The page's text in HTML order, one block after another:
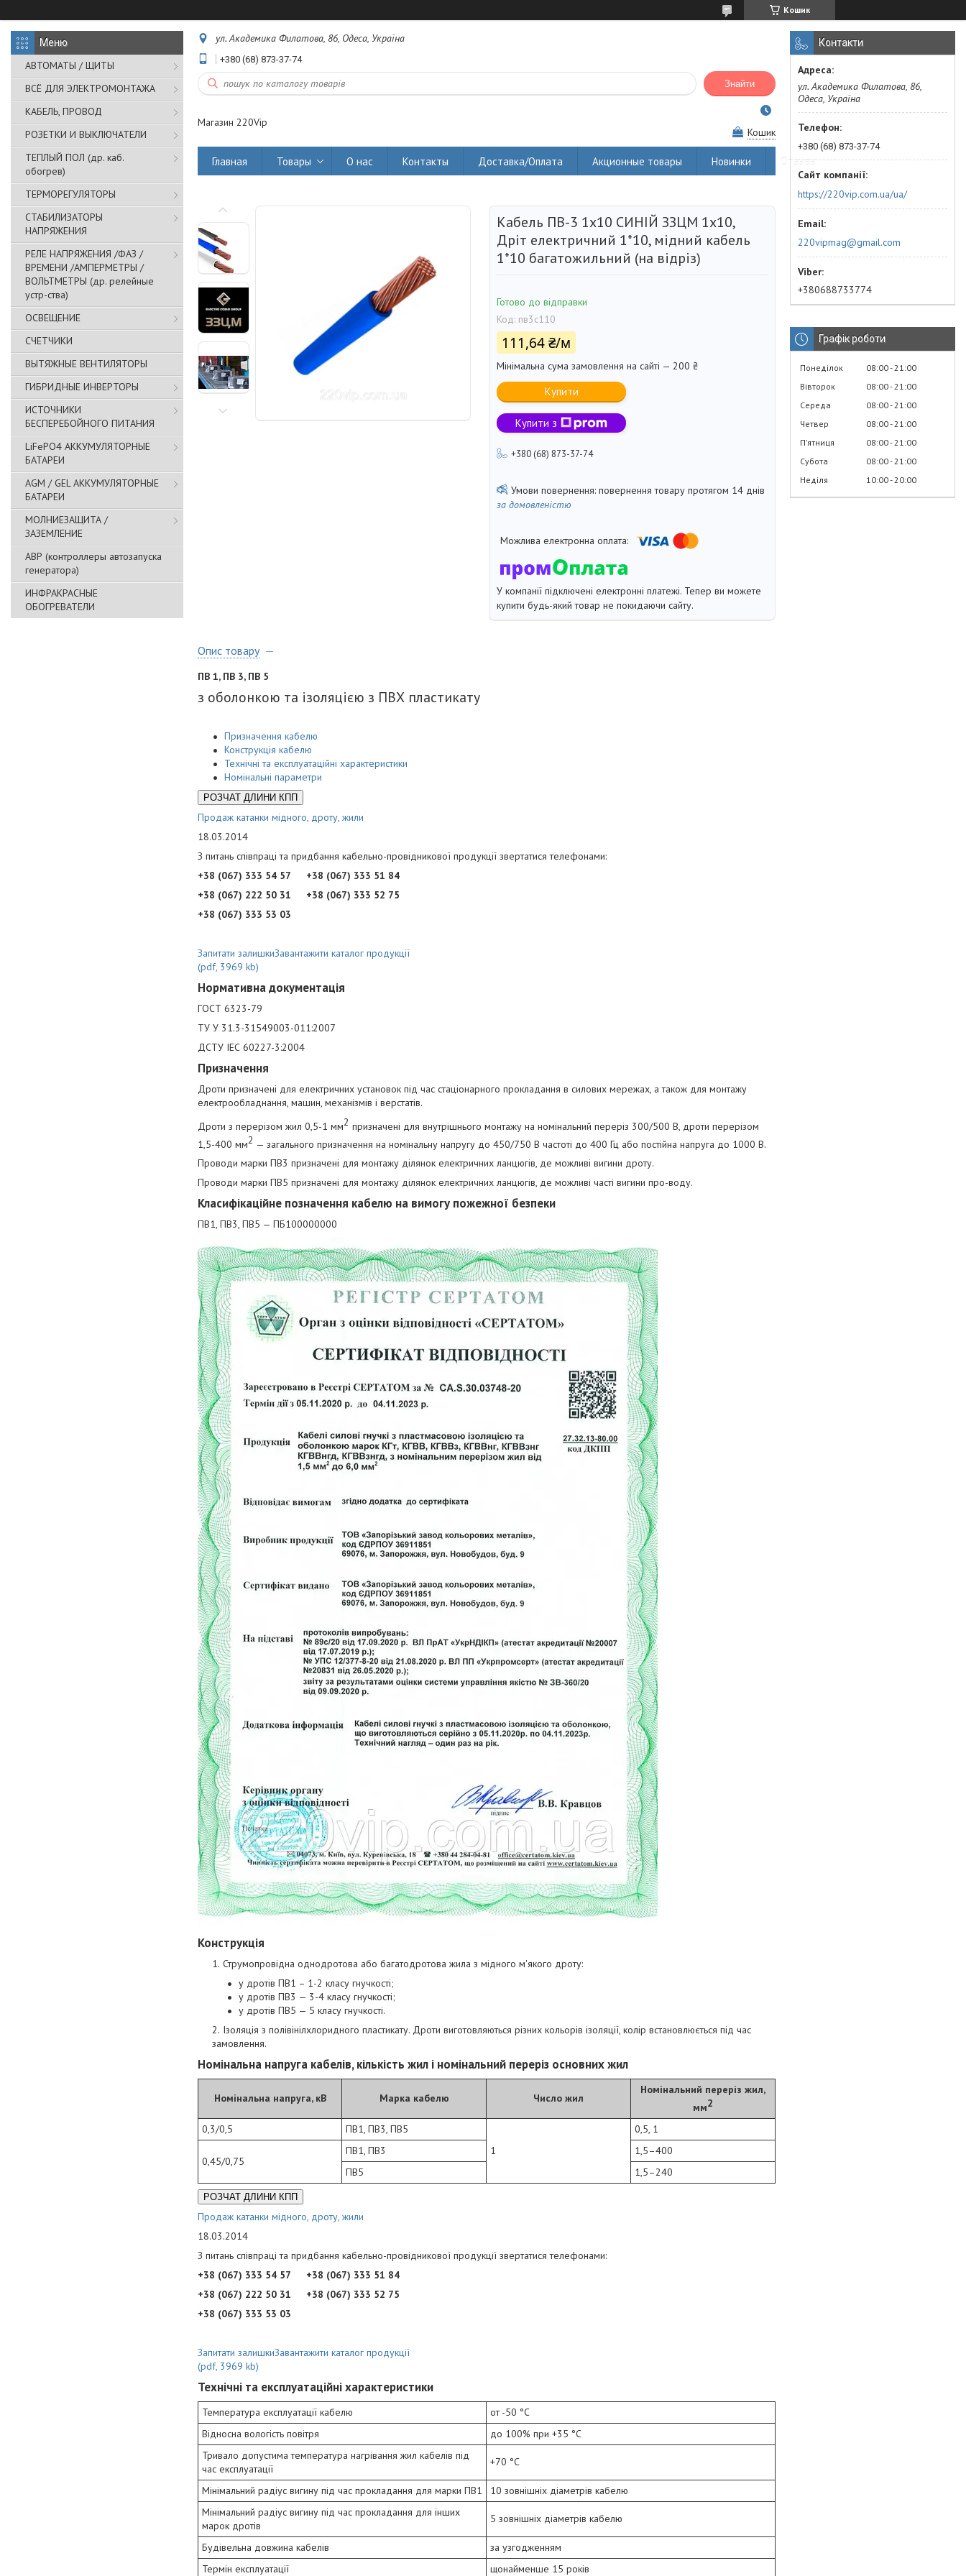
Кошик
АВТОМАТЫ / ЩИТЫ
ВСЁ ДЛЯ ЭЛЕКТРОМОНТАЖА
КАБЕЛЬ, ПРОВОД
РОЗЕТКИ И ВЫКЛЮЧАТЕЛИ
ТЕПЛЫЙ ПОЛ (др. каб.
обогрев)
ТЕРМОРЕГУЛЯТОРЫ
СТАБИЛИЗАТОРЫ
НАПРЯЖЕНИЯ
РЕЛЕ НАПРЯЖЕНИЯ /ФАЗ /
ВРЕМЕНИ /АМПЕРМЕТРЫ /
ВОЛЬТМЕТРЫ (др. релейные
устр-ства)
ОСВЕЩЕНИЕ
СЧЕТЧИКИ
ВЫТЯЖНЫЕ ВЕНТИЛЯТОРЫ
ГИБРИДНЫЕ ИНВЕРТОРЫ
ИСТОЧНИКИ
БЕСПЕРЕБОЙНОГО ПИТАНИЯ
LiFePO4 АККУМУЛЯТОРНЫЕ
БАТАРЕИ
AGM / GEL АККУМУЛЯТОРНЫЕ
БАТАРЕИ
МОЛНИЕЗАЩИТА /
ЗАЗЕМЛЕНИЕ
АВР (контроллеры автозапуска
генератора)
ИНФРАКРАСНЫЕ
ОБОГРЕВАТЕЛИ
ул. Академика Филатова, 86, Одеса, Україна
+380 (68) 873-37-74
Знайти
Магазин 220Vip
Кошик
Главная Товары О нас Контакты Доставка/Оплата Акционные товары Новинки Отзывы
Кабель ПВ-3 1х10 СИНІЙ ЗЗЦМ 1х10,
Дріт електричний 1*10, мідний кабель
1*10 багатожильний (на відріз)
Готово до відправки
Код: пв3с110
111,64 ₴/м
Мінімальна сума замовлення на сайті — 200 ₴
Купити
Купити з
+380 (68) 873-37-74
повернення товару протягом 14 днів
за домовленістю
У компанії підключені електронні платежі. Тепер ви можете
купити будь-який товар не покидаючи сайту.
Опис товару
ПВ 1, ПВ 3, ПВ 5
з оболонкою та ізоляцією з ПВХ пластикату
Призначення кабелю
Конструкція кабелю
Технічні та експлуатаційні характеристики
Номінальні параметри
РОЗЧАТ ДЛИНИ КПП
Продаж катанки мідного, дроту, жили
18.03.2014
З питань співпраці та придбання кабельно-провідникової продукції звертатися телефонами:
+38 (067) 333 54 57
+38 (067) 333 51 84
+38 (067) 222 50 31
+38 (067) 333 52 75
+38 (067) 333 53 03
Запитати залишкиЗавантажити каталог продукції
(pdf, 3969 kb)
Нормативна документація
ГОСТ 6323-79
ТУ У 31.3-31549003-011:2007
ДСТУ IEС 60227-3:2004
Призначення
Дроти призначені для електричних установок під час стаціонарного прокладання в силових мережах, а також для монтажу
електрообладнання, машин, механізмів і верстатів.
Дроти з перерізом жил 0,5-1 мм2 призначені для внутрішнього монтажу на номінальний переріз 300/500 В, дроти перерізом
1,5-400 мм2 — загального призначення на номінальну напругу до 450/750 В частоті до 400 Гц або постійна напруга до 1000 В.
Проводи марки ПВ3 призначені для монтажу ділянок електричних ланцюгів, де можливі вигини дроту.
Проводи марки ПВ5 призначені для монтажу ділянок електричних ланцюгів, де можливі часті вигини про-воду.
Класифікаційне позначення кабелю на вимогу пожежної безпеки
ПВ1, ПВ3, ПВ5 — ПБ100000000
Конструкція
Струмопровідна однодротова або багатодротова жила з мідного м'якого дроту:
у дротів ПВ1 – 1-2 класу гнучкості;
у дротів ПВ3 — 3-4 класу гнучкості;
у дротів ПВ5 — 5 класу гнучкості.
Ізоляція з полівінілхлоридного пластикату. Дроти виготовляються різних кольорів ізоляції, колір встановлюється під час
замовлення.
Номінальна напруга кабелів, кількість жил і номінальний переріз основних жил
Номінальна напруга, кВ Марка кабелю Число жил
Номінальний переріз жил,
мм2
0,3/0,5
ПВ1, ПВ3, ПВ5
1
0,5, 1
0,45/0,75
ПВ1, ПВ3
1,5–400
ПВ5
1,5–240
РОЗЧАТ ДЛИНИ КПП
Продаж катанки мідного, дроту, жили
18.03.2014
З питань співпраці та придбання кабельно-провідникової продукції звертатися телефонами:
+38 (067) 333 54 57
+38 (067) 333 51 84
+38 (067) 222 50 31
+38 (067) 333 52 75
+38 (067) 333 53 03
Запитати залишкиЗавантажити каталог продукції
(pdf, 3969 kb)
Технічні та експлуатаційні характеристики
Температура експлуатації кабелю
от -50 °С
Відносна вологість повітря
до 100% при +35 °С
Тривало допустима температура нагрівання жил кабелів під
час експлуатації
+70 °С
Мінімальний радіус вигину під час прокладання для марки ПВ1
10 зовнішніх діаметрів кабелю
Мінімальний радіус вигину під час прокладання для інших
марок дротів
5 зовнішніх діаметрів кабелю
Будівельна довжина кабелів
за узгодженням
Термін експлуатації
щонайменше 15 років
Контакти
ул. Академика Филатова, 86,
Одеса, Україна
+380 (68) 873-37-74
https://220vip.com.ua/ua/
220vipmag@gmail.com
+380688733774
Графік роботи
Понеділок 08:00 21:00
Вівторок
08:00 21:00
Середа
08:00 21:00
Четвер
08:00 21:00
Пʼятниця
08:00 21:00
Субота
08:00 21:00
Неділя
10:00 20:00